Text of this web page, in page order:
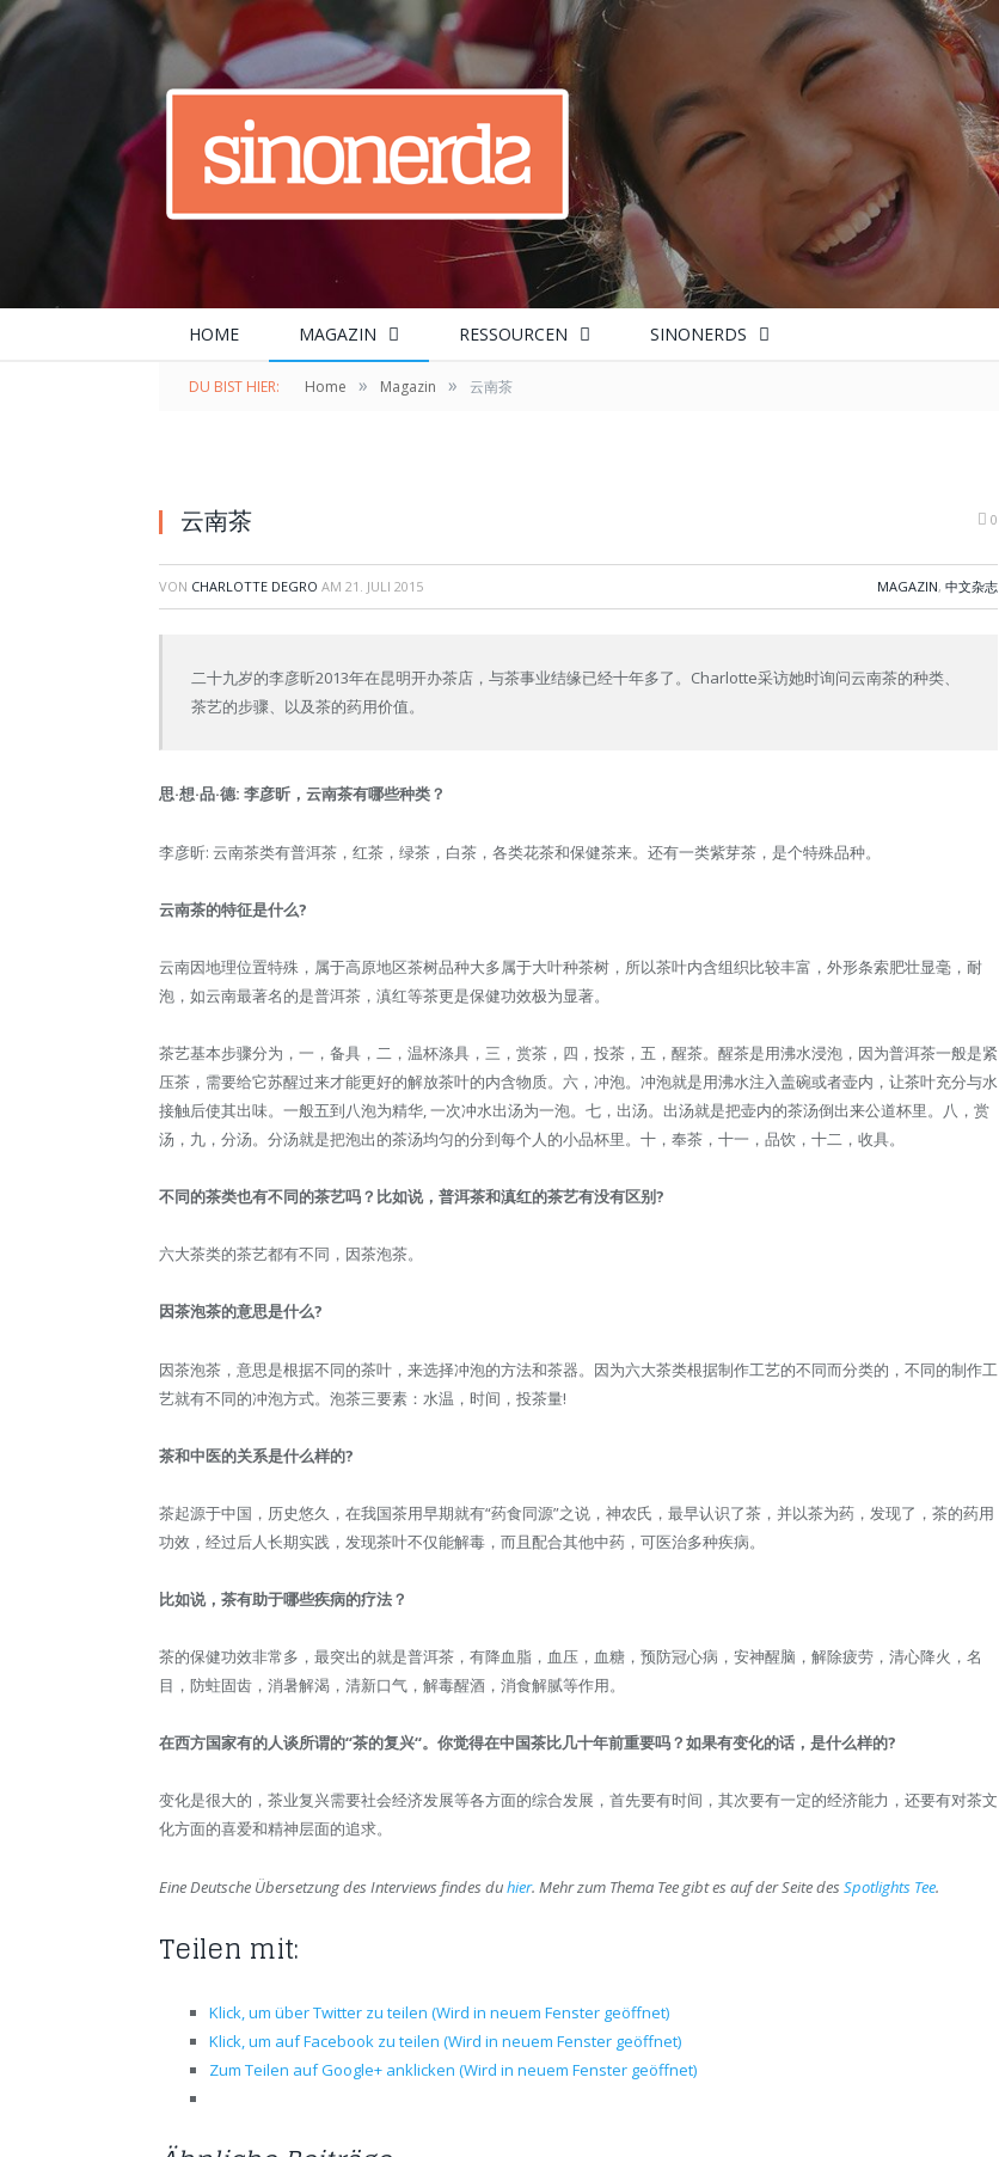
HOME MAGAZIN RESSOURCEN SINONERDS
DU BIST HIER: Home » Magazin » 云南茶
云南茶 0
VON CHARLOTTE DEGRO AM 21. JULI 2015 MAGAZIN, 中文杂志
二十九岁的李彦昕2013年在昆明开办茶店，与茶事业结缘已经十年多了。Charlotte采访她时询问云南茶的种类、
茶艺的步骤、以及茶的药用价值。
思·想·品·德: 李彦昕，云南茶有哪些种类？
李彦昕: 云南茶类有普洱茶，红茶，绿茶，白茶，各类花茶和保健茶来。还有一类紫芽茶，是个特殊品种。
云南茶的特征是什么?
云南因地理位置特殊，属于高原地区茶树品种大多属于大叶种茶树，所以茶叶内含组织比较丰富，外形条索肥壮显毫，耐
泡，如云南最著名的是普洱茶，滇红等茶更是保健功效极为显著。
茶艺基本步骤分为，一，备具，二，温杯涤具，三，赏茶，四，投茶，五，醒茶。醒茶是用沸水浸泡，因为普洱茶一般是紧
压茶，需要给它苏醒过来才能更好的解放茶叶的内含物质。六，冲泡。冲泡就是用沸水注入盖碗或者壶内，让茶叶充分与水
接触后使其出味。一般五到八泡为精华, 一次冲水出汤为一泡。七，出汤。出汤就是把壶内的茶汤倒出来公道杯里。八，赏
汤，九，分汤。分汤就是把泡出的茶汤均匀的分到每个人的小品杯里。十，奉茶，十一，品饮，十二，收具。
不同的茶类也有不同的茶艺吗？比如说，普洱茶和滇红的茶艺有没有区别?
六大茶类的茶艺都有不同，因茶泡茶。
因茶泡茶的意思是什么?
因茶泡茶，意思是根据不同的茶叶，来选择冲泡的方法和茶器。因为六大茶类根据制作工艺的不同而分类的，不同的制作工
艺就有不同的冲泡方式。泡茶三要素：水温，时间，投茶量!
茶和中医的关系是什么样的?
茶起源于中国，历史悠久，在我国茶用早期就有“药食同源”之说，神农氏，最早认识了茶，并以茶为药，发现了，茶的药用
功效，经过后人长期实践，发现茶叶不仅能解毒，而且配合其他中药，可医治多种疾病。
比如说，茶有助于哪些疾病的疗法？
茶的保健功效非常多，最突出的就是普洱茶，有降血脂，血压，血糖，预防冠心病，安神醒脑，解除疲劳，清心降火，名
目，防蛀固齿，消暑解渴，清新口气，解毒醒酒，消食解腻等作用。
在西方国家有的人谈所谓的“茶的复兴‘‘。你觉得在中国茶比几十年前重要吗？如果有变化的话，是什么样的?
变化是很大的，茶业复兴需要社会经济发展等各方面的综合发展，首先要有时间，其次要有一定的经济能力，还要有对茶文
化方面的喜爱和精神层面的追求。
Eine Deutsche Übersetzung des Interviews findes duhier. Mehr zum Thema Tee gibt es auf der Seite des Spotlights Tee.
Teilen mit:
Klick, um über Twitter zu teilen (Wird in neuem Fenster geöffnet)
Klick, um auf Facebook zu teilen (Wird in neuem Fenster geöffnet)
Zum Teilen auf Google+ anklicken (Wird in neuem Fenster geöffnet)